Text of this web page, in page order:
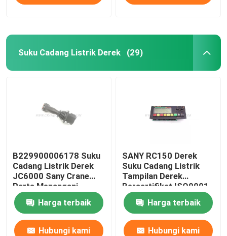
Suku Cadang Listrik Derek (29)
B229900006178 Suku
Cadang Listrik Derek
JC6000 Sany Crane
Parts Menangani
Operasi
Harga terbaik
Hubungi kami
SANY RC150 Derek
Suku Cadang Listrik
Tampilan Derek
Bersertifikat ISO9001
Harga terbaik
Hubungi kami